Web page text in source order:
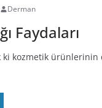
Derman
Faydaları
ki kozmetik ürünlerinin